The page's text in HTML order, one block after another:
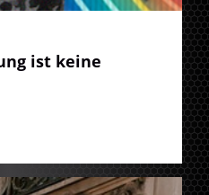
ist keine